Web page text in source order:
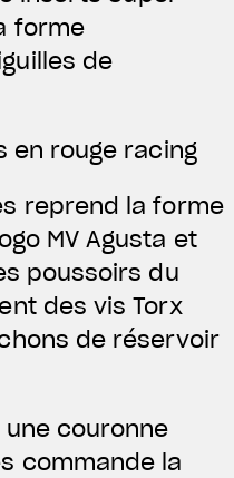
forme
de
en rouge racing
reprend la forme
MV Agusta et
poussoirs du
des vis Torx
de réservoir
couronne
commande la